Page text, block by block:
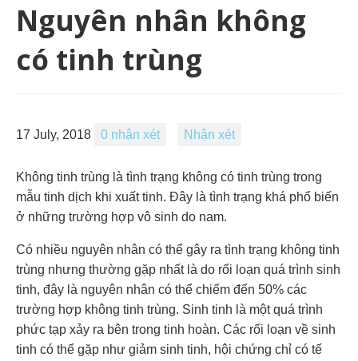
Nguyên nhân không
có tinh trùng
17 July, 2018 0 nhận xét Nhận xét
Không tinh trùng là tình trạng không có tinh trùng trong
mẫu tinh dịch khi xuất tinh. Đây là tình trạng khá phổ biến
ở những trường hợp vô sinh do nam.
Có nhiều nguyên nhân có thể gây ra tình trạng không tinh
trùng nhưng thường gặp nhất là do rối loạn quá trình sinh
tinh, đây là nguyên nhân có thể chiếm đến 50% các
trường hợp không tinh trùng. Sinh tinh là một quá trình
phức tạp xảy ra bên trong tinh hoàn. Các rối loạn về sinh
tinh có thể gặp như giảm sinh tinh, hội chứng chỉ có tế